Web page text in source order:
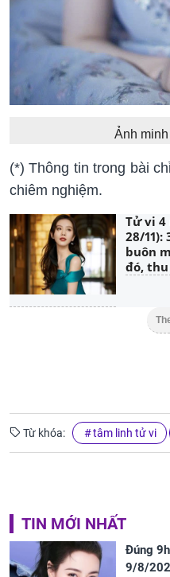
Ảnh
(*) Thông tin trong bài
chiêm nghiệm.
Tử vi 4
28/
buôn
đó,
Từ khóa: tâm linh tử vi
TIN MỚI NHẤT
Đúng
9/8/